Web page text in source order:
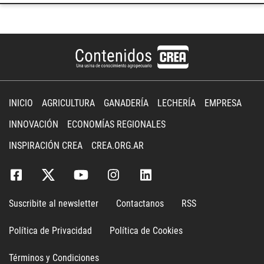
INICIO AGRICULTURA GANADERÍA LECHERÍA
EMPRESA
INNOVACIÓN
ECONOMÍAS REGIONALES
INSPIRACIÓN CREA
CREA.ORG.AR
Suscribite al newsletter Contactanos RSS
Política de Privacidad Política de Cookies
Términos y Condiciones